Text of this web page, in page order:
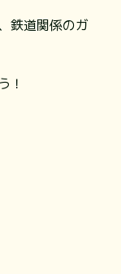
鉄道関係のガ
！